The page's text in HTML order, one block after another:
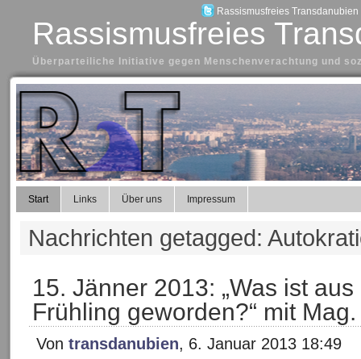
Rassismusfreies Transdanubien
Rassismusfreies
Überparteiliche Initiative gegen Menschenverachtung und
Start Links Über uns Impressum
Nachrichten getagged:
15. Jänner 2013: „Was ist
Frühling geworden?“ mit
Von transdanubien, 6. Januar 2013 18:49